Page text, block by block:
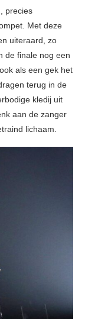
precies
Met deze
uiteraard, zo
de finale nog een
als een gek het
terug in de
kledij uit
aan de zanger
lichaam.